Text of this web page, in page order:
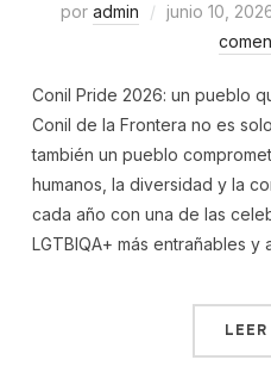
por admin junio 10,
Conil Pride 2026: un pueblo
Conil de la Frontera no es
también un pueblo
humanos, la diversidad y la
cada año con una de las
LGTBIQA+ más entrañables y